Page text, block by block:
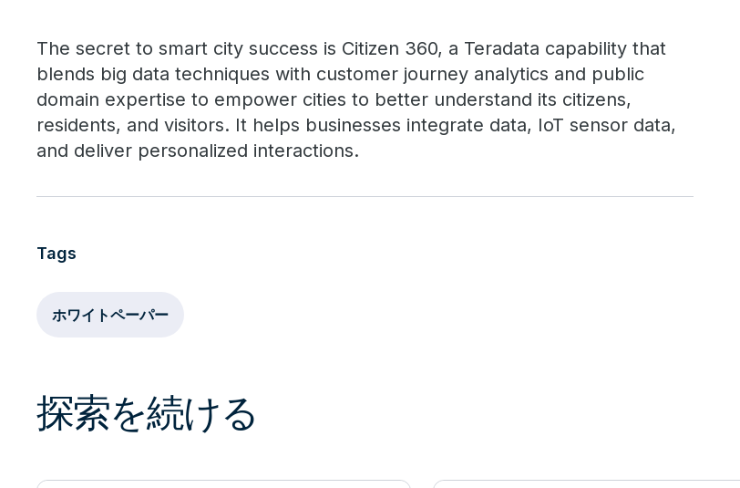
The secret to smart city success is Citizen 360, a Teradata capability that
blends big data techniques with customer journey analytics and public
domain expertise to empower cities to better understand its citizens,
residents, and visitors. It helps businesses integrate data, IoT sensor data,
and deliver personalized interactions.
Tags
ホワイトペーパー
探索を続ける